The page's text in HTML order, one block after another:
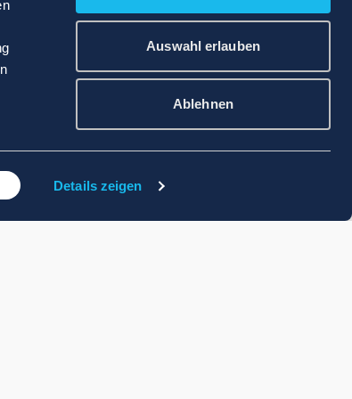
Details zeigen
Auswahl erlauben
Ablehnen